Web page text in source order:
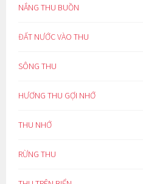
NẮNG THU BUỒN
ĐẤT NƯỚC VÀO THU
SÔNG THU
HƯƠNG THU GỢI NHỚ
THU NHỚ
RỪNG THU